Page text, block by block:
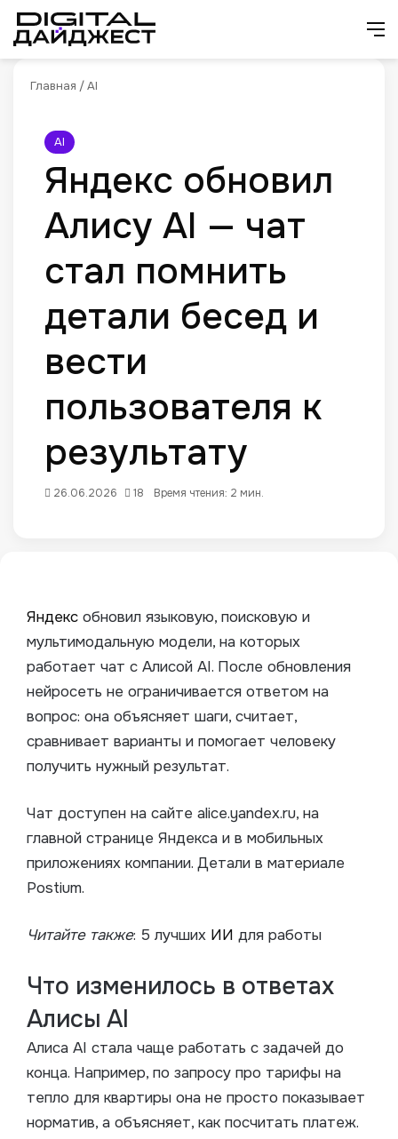
Главная /AI
AI
Яндекс обновил
Алису AI — чат
стал помнить
детали бесед и
вести
пользователя к
результату
26.06.2026 18 Время чтения: 2 мин.
Яндекс обновил языковую, поисковую и
мультимодальную модели, на которых
работает чат с Алисой AI. После обновления
нейросеть не ограничивается ответом на
вопрос: она объясняет шаги, считает,
сравнивает варианты и помогает человеку
получить нужный результат.
Чат доступен на сайте alice.yandex.ru, на
главной странице Яндекса и в мобильных
приложениях компании. Детали в материале
Postium.
Читайте также: 5 лучших ИИ для работы
Что изменилось в ответах
Алисы AI
Алиса AI стала чаще работать с задачей до
конца. Например, по запросу про тарифы на
тепло для квартиры она не просто показывает
норматив, а объясняет, как посчитать платеж.